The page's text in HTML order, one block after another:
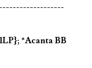
*Acanta BB